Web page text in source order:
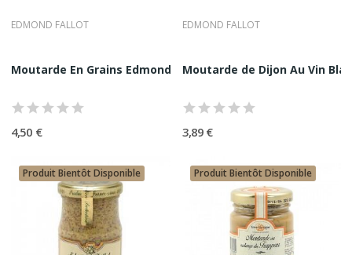
EDMOND FALLOT
Moutarde En Grains Edmond Fallot 37CL
4,50 €
EDMOND FALLOT
Moutarde de Dijon Au Vin
3,89 €
Produit Bientôt Disponible Produit Bientôt Disponible